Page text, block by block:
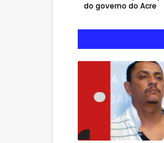
do governo do Acre